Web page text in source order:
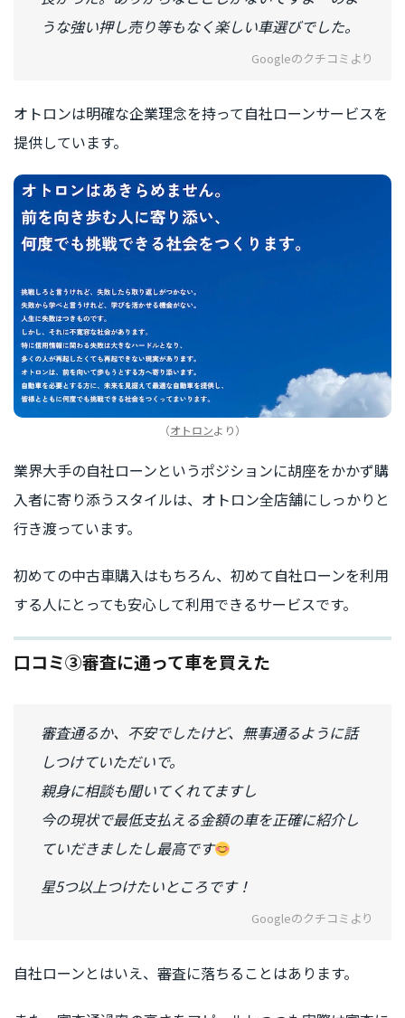
うな強い押し売り等もなく楽しい車選びでした。
Googleのクチコミより
オトロンは明確な企業理念を持って自社ローンサービスを
提供しています。
（オトロンより）
業界大手の自社ローンというポジションに胡座をかかず購
入者に寄り添うスタイルは、オトロン全店舗にしっかりと
行き渡っています。
初めての中古車購入はもちろん、初めて自社ローンを利用
する人にとっても安心して利用できるサービスです。
口コミ③審査に通って車を買えた
審査通るか、不安でしたけど、無事通るように話
しつけていただいで。
親身に相談も聞いてくれてますし
今の現状で最低支払える金額の車を正確に紹介し
ていだきましたし最高です
星5つ以上つけたいところです！
Googleのクチコミより
自社ローンとはいえ、審査に落ちることはあります。